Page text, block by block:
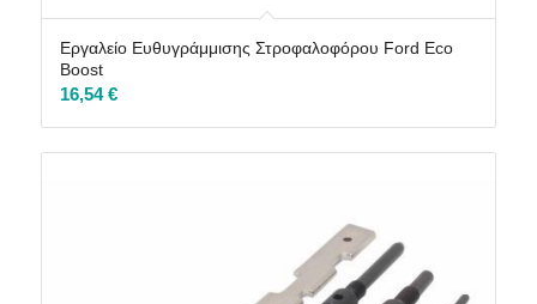
Εργαλείο Ευθυγράμμισης Στροφαλοφόρου Ford Eco
Boost
16,54€